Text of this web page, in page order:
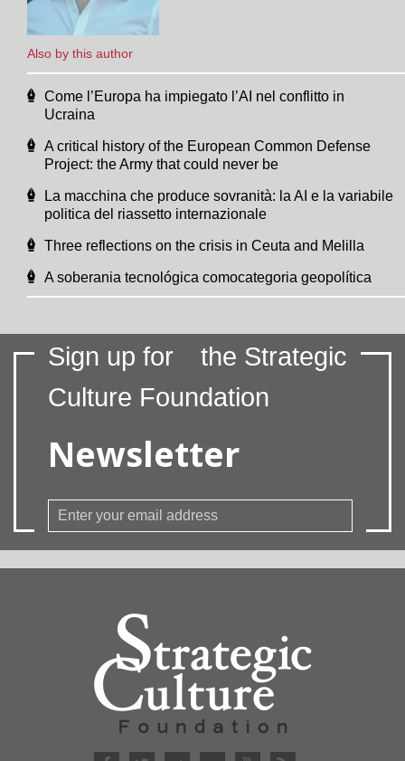
Also by this author
Come l’Europa ha impiegato l’AI nel conflitto in
Ucraina
A critical history of the European Common Defense
Project: the Army that could never be
La macchina che produce sovranità: la AI e la variabile
politica del riassetto internazionale
Three reflections on the crisis in Ceuta and Melilla
A soberania tecnológica comocategoria geopolítica
Sign up for
the Strategic
Culture Foundation
Newsletter